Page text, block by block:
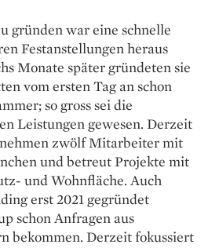
gründen war eine schnelle
Festanstellungen heraus
Monate später gründeten sie
vom ersten Tag an schon
so gross sei die
Leistungen gewesen. Derzeit
zwölf Mitarbeiter mit
und betreut ­Projekte mit
und Wohnfläche. Auch
erst 2021 ­gegründet
schon Anfragen aus
bekommen. Derzeit fokussiert